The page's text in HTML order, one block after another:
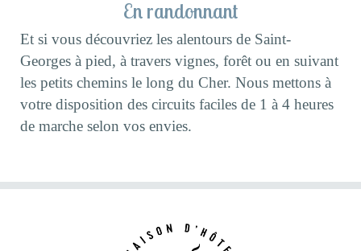
En randonnant
Et si vous découvriez les alentours de Saint-
Georges à pied, à travers vignes, forêt ou en suivant
les petits chemins le long du Cher. Nous mettons à
votre disposition des circuits faciles de 1 à 4 heures
de marche selon vos envies.